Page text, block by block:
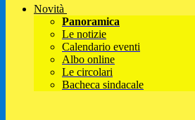
Novità
Panoramica
Le notizie
Calendario eventi
Albo online
Le circolari
Bacheca sindacale